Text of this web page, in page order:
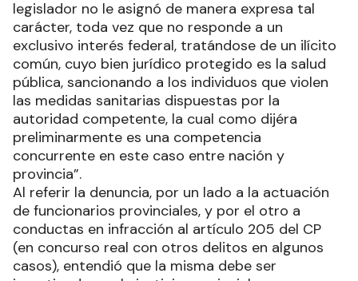
legislador no le asignó de manera expresa tal
carácter, toda vez que no responde a un
exclusivo interés federal, tratándose de un ilícito
común, cuyo bien jurídico protegido es la salud
pública, sancionando a los individuos que violen
las medidas sanitarias dispuestas por la
autoridad competente, la cual como dijéra
preliminarmente es una competencia
concurrente en este caso entre nación y
provincia”.
Al referir la denuncia, por un lado a la actuación
de funcionarios provinciales, y por el otro a
conductas en infracción al artículo 205 del CP
(en concurso real con otros delitos en algunos
casos), entendió que la misma debe ser